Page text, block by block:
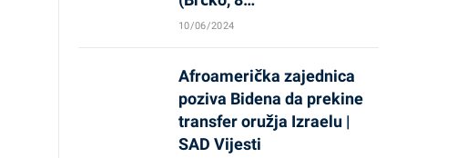
10/06/2024
Afroamerička zajednica
poziva Bidena da prekine
transfer oružja Izraelu |
SAD Vijesti